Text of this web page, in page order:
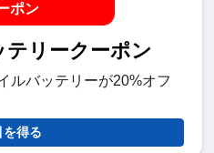
ポン
リークーポン
ルバッテリーが20%オフ
を得る